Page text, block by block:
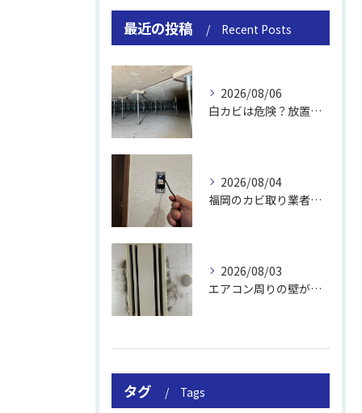
最近の投稿 Recent Posts
2026/08/06
白カビは危険？放置のリスクと取り方
2026/08/04
福岡のカビ取り業者おすすめの選び方と費用
2026/08/03
エアコン周りの壁が結露しやすい理由
タグ Tags